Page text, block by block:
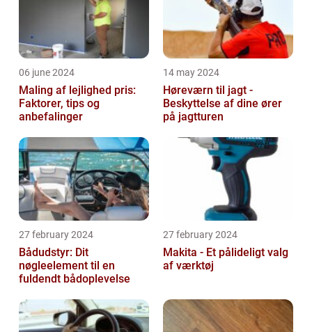
06 june 2024
Maling af lejlighed pris:
Faktorer, tips og
anbefalinger
14 may 2024
Høreværn til jagt -
Beskyttelse af dine ører
på jagtturen
27 february 2024
Bådudstyr: Dit
nøgleelement til en
fuldendt bådoplevelse
27 february 2024
Makita - Et pålideligt valg
af værktøj